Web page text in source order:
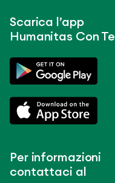
Scarica l’app
Humanitas Con Te
Per informazioni
contattaci al